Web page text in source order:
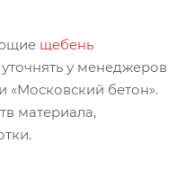
щебень
у менеджеров
«Московский бетон».
материала,